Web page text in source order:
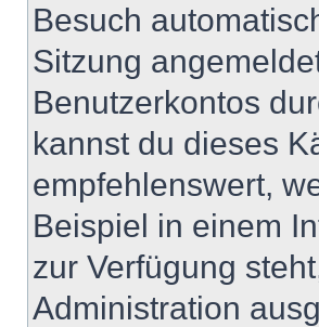
Besuch
Sitzung
Benutzerkontos
kannst du dieses
empfehlenswert,
Beispiel in einem
zur Verfügung
Administration